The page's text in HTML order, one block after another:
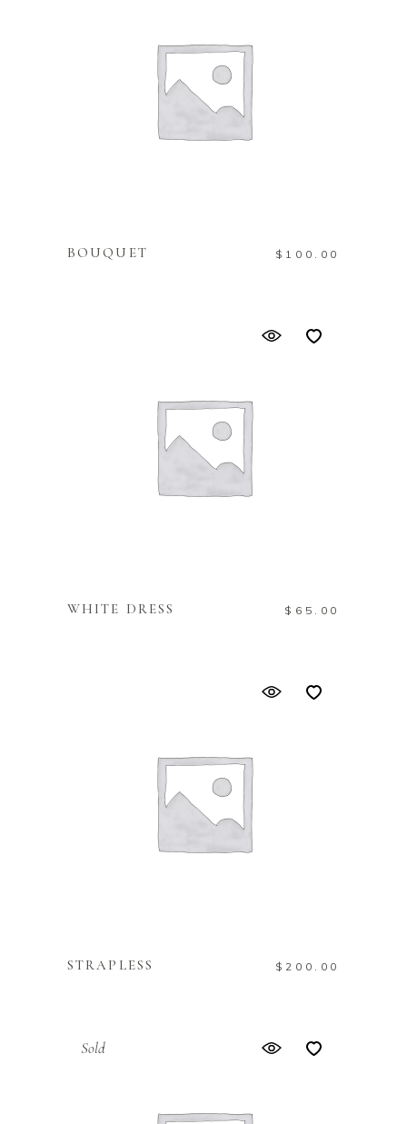
BOUQUET $ 100.00
WHITE DRESS $ 65.00
STRAPLESS $ 200.00
Sold